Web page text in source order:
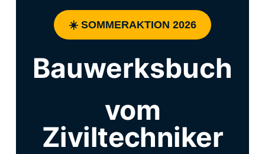
☀️ SOMMERAKTION 2026
Bauwerksbuch
vom
Ziviltechniker